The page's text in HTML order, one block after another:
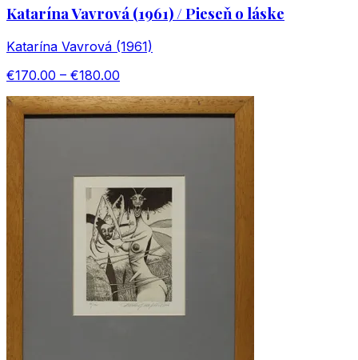
Katarína Vavrová (1961) / Pieseň o láske
Katarína Vavrová (1961)
€170.00 – €180.00